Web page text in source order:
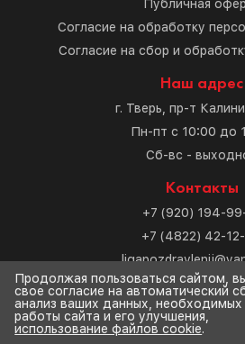
Публичная
Согласие на обработку
Согласие на сбор и
Наш адрес
г. Тверь, пр-т
Пн-пт с 10:00 до
Сб-вс -
Контакты
+7 (920) 194-
+7 (4822) 42-
Разработка
Продолжая пользоваться сайтом,
свое согласие на автоматический
анализ ваших данных, необходимых
работы сайта и его улучшения,
использование файлов cookie.